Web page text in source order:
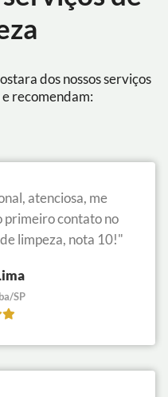
dos nossos serviços
recomendam:
atenciosa, me
primeiro contato no
limpeza, nota 10!"
SP